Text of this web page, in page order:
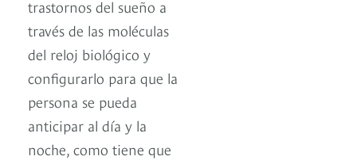
trastornos del sueño a
través de las moléculas
del reloj biológico y
configurarlo para que la
persona se pueda
anticipar al día y la
noche, como tiene que